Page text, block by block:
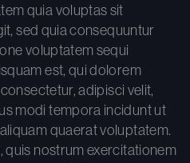
quia voluptas sit
sed quia consequuntur
voluptatem sequi
est, qui dolorem
adipisci velit,
modi tempora incidunt ut
quaerat voluptatem.
quis nostrum exercitationem